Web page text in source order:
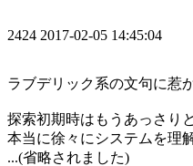
2424 2017-02-05 14:45:04
ラブデリック系の文句に惹
探索初期時はもうあっさり
本当に徐々にシステムを理
...(省略されました)